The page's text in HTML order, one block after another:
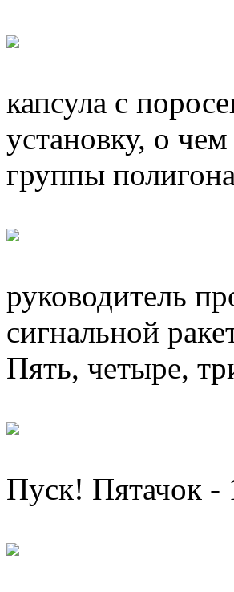
капсула с
установку, о
группы
руководитель
сигнальной
Пять, четыре,
Пуск! Пятачок -